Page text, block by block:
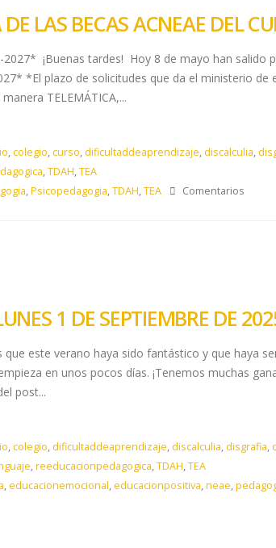
LAS BECAS ACNEAE DEL
2027* ¡Buenas tardes! Hoy 8 de mayo han
*El plazo de solicitudes que da el ministerio
TELEMÁTICA,...
,colegio,curso, dificultaddeaprendizaje, discalculia,
,TDAH,TEA
,Psicopedagogia,TDAH,TEA Comentarios
1 DE SEPTIEMBRE DE
este verano haya sido fantástico y que haya
en unos pocos días. ¡Tenemos muchas
post...
,colegio, dificultaddeaprendizaje, discalculia, disgrafia,
,reeducacionpedagogica,TDAH,TEA
,educacionemocional,educacionpositiva,neae,